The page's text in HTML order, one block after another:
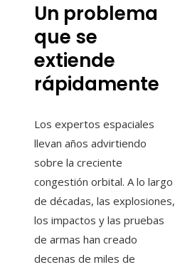
Un problema
que se
extiende
rápidamente
Los expertos espaciales
llevan años advirtiendo
sobre la creciente
congestión orbital. A lo largo
de décadas, las explosiones,
los impactos y las pruebas
de armas han creado
decenas de miles de